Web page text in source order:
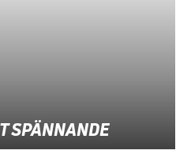
SPÄNNANDE